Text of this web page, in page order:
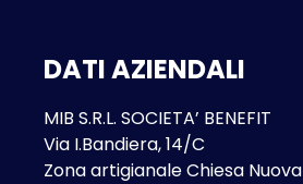
DATI AZIENDALI
MIB S.R.L. SOCIETA’ BENEFIT
Via I.Bandiera, 14/C
Zona artigianale Chiesa Nuova